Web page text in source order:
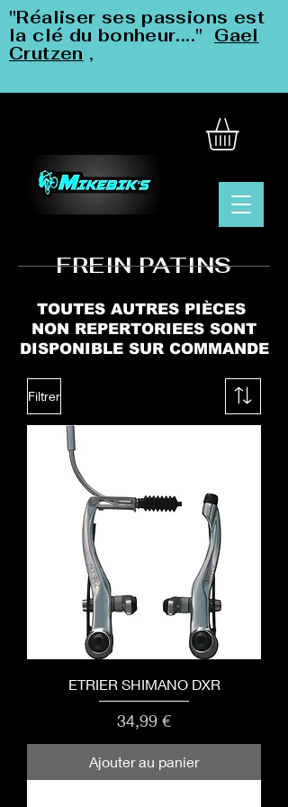
"Réaliser ses passions est
la clé du bonheur...." Gael
Crutzen ,
FREIN PATINS
TOUTES AUTRES PIÈCES
NON REPERTORIEES SONT
DISPONIBLE SUR COMMANDE
Filtrer
ETRIER SHIMANO DXR
Prix
34,99 €
Ajouter au panier